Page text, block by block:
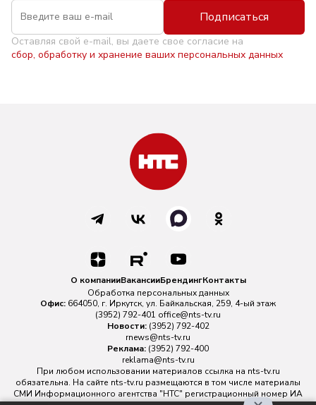
Подписаться
Оставляя свой e-mail, вы даете свое согласие на
сбор, обработку и хранение ваших персональных данных
О компанииВакансииБрендингКонтакты
Обработка персональных данных
Офис: 664050, г. Иркутск, ул. Байкальская, 259, 4-ый этаж
(3952) 792-401 office@nts-tv.ru
Новости: (3952) 792-402
rnews@nts-tv.ru
Реклама: (3952) 792-400
reklama@nts-tv.ru
При любом использовании материалов ссылка на nts-tv.ru
обязательна. На сайте nts-tv.ru размещаются в том числе материалы
СМИ Информационного агентства "НТС" регистрационный номер ИА